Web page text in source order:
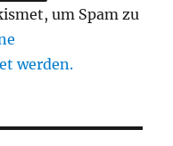
um Spam zu
werden.